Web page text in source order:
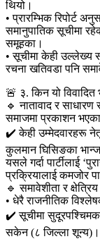
थियो।
• प्रारम्भिक रिपोर्ट
समानुपातिक सूचीमा
समूहका।
• सूचीमा केही उल्लेख्य
रचना खतिवडा पनि
🚨 ३. किन यो
🔹 नातावाद र
समाजमा प्रकाशन
✔️ केही उम्मेदवारहरू
कुलमान घिसिङका
यसले गर्दा पार्टीलाई
प्रक्रियालाई कमजोर
🔹 समावेशीता र
• धेरै राजनीतिक
✔️ सूचीमा
सकेन (८ जिल्ला शून्य)।